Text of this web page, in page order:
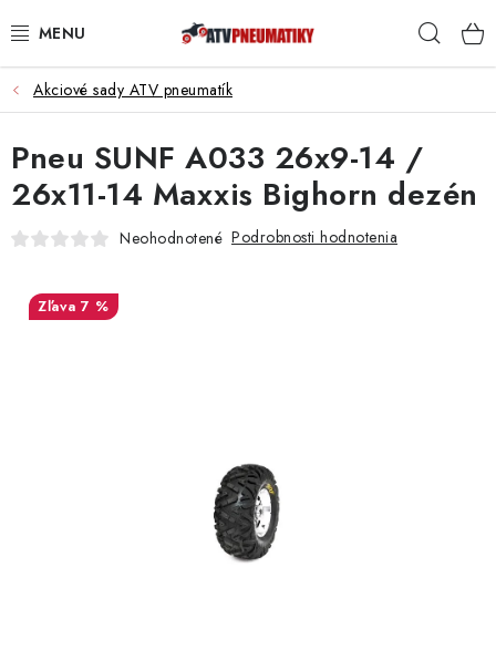
na
PNEUMATIKY
DISKY
ROZŠIROVACIE PODLOŽKY
OCHRANNÉ RÁMY
NAVIJAKY COME UP WARN
Akciové sady ATV pneumatík
Pneu SUNF A033 26x9-14 /
26x11-14 Maxxis Bighorn dezén
Neohodnotené Podrobnosti hodnotenia
7 %